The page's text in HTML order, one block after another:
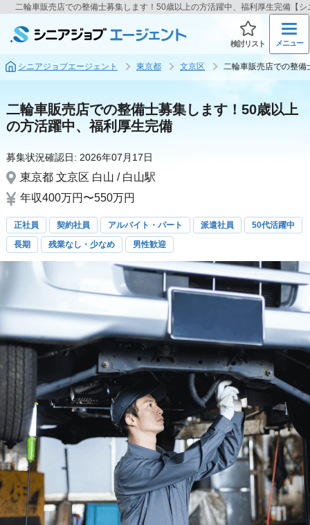
二輪車販売店での整備士募集します！50歳以上の方活躍中、福利厚生完備【
検討リスト メニュー
シニアジョブエージェント 東京都 文京区 二輪車販売店での整
二輪車販売店での整備士募集します！50歳以上
の方活躍中、福利厚生完備
募集状況確認日: 2026年07月17日
東京都 文京区 白山 / 白山駅
年収400万円〜550万円
正社員 契約社員 アルバイト・パート 派遣社員
50代活躍中
長期
残業なし・少なめ 男性歓迎